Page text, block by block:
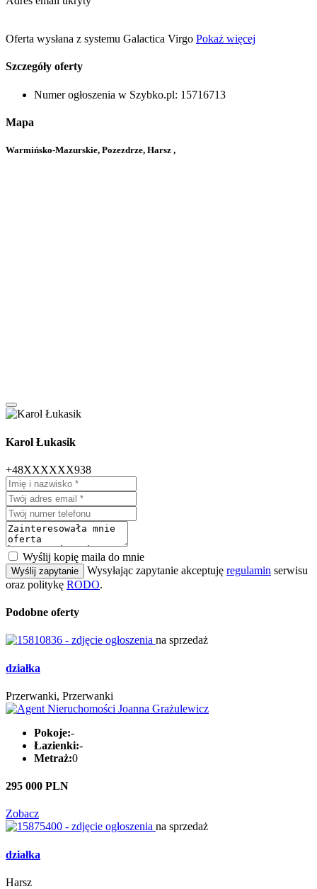
Oferta wysłana z systemu Galactica Virgo Pokaż więcej
Szczegóły oferty
Numer ogłoszenia w Szybko.pl: 15716713
Mapa
Warmińsko-Mazurskie, Pozezdrze, Harsz ,
Karol Łukasik
+48XXXXXX938
Wyślij kopię maila do mnie
Wyślij zapytanie Wysyłając zapytanie akceptuję regulamin serwisu
oraz politykę RODO.
Podobne oferty
na sprzedaż
działka
Przerwanki, Przerwanki
Pokoje:-
Łazienki:-
Metraż:0
295 000 PLN
Zobacz
na sprzedaż
działka
Harsz